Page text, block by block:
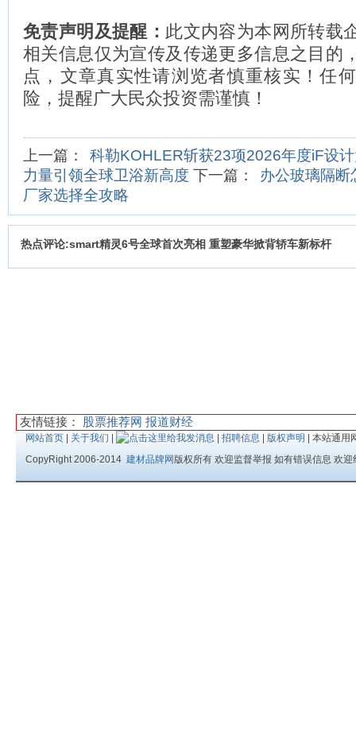
免责声明及提醒： 此文内容为本网所转载
相关信息仅为宣传及传递更多信息之目的
点，文章真实性请浏览者慎重核实！任
险，提醒广大民众投资需谨慎！
上一篇：
科勒KOHLER斩获23项2026年度iF设
力量引领全球卫浴新高度 下一篇：
办公玻璃隔断
厂家选择全攻略
热点评论:smart精灵6号全球首次亮相 重塑豪华掀背轿车新标杆
友情链接： 股票推荐网 报道财经
网站首页 关于我们 招聘信息 版权声明
| 本站通用
CopyRight 2006-2014 建材品牌网 版权所有 欢迎监督举报 如有错误信息 欢迎